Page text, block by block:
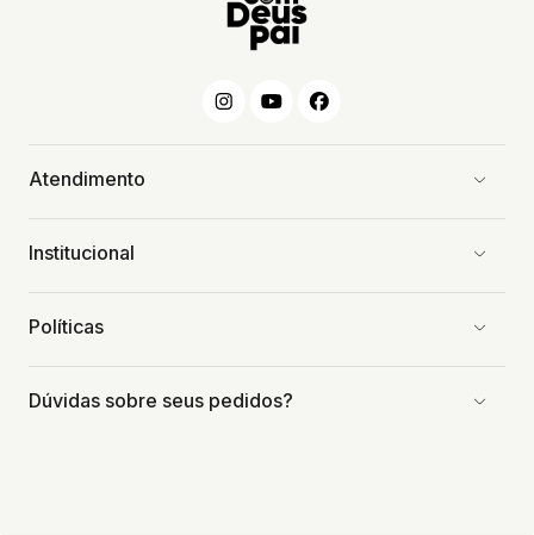
Atendimento
Institucional
Políticas
Dúvidas sobre seus pedidos?